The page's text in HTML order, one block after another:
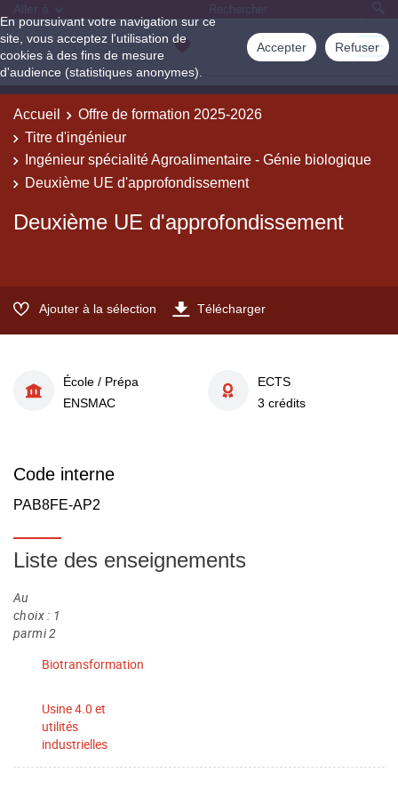
En poursuivant votre navigation sur ce
site, vous acceptez l'utilisation de
cookies à des fins de mesure
d'audience (statistiques anonymes).
Accepter Refuser
Accueil
Offre de formation 2025-2026
Titre d'ingénieur
Ingénieur spécialité Agroalimentaire - Génie biologique
Deuxième UE d'approfondissement
Deuxième UE d'approfondissement
Ajouter à la sélection Télécharger
École / Prépa
ENSMAC
ECTS
3 crédits
Code interne
PAB8FE-AP2
Liste des enseignements
Au
choix : 1
parmi 2
Biotransformation
Usine 4.0 et
utilités
industrielles